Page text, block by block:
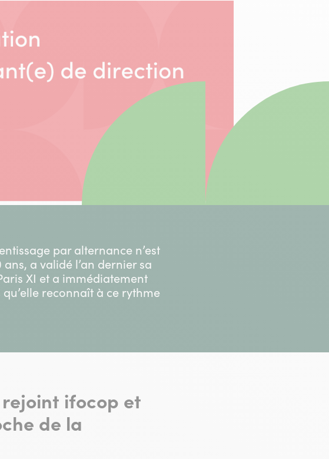
par alternance n’est
a validé l’an dernier sa
XI et a immédiatement
reconnaît à ce rythme
ifocop et
de la